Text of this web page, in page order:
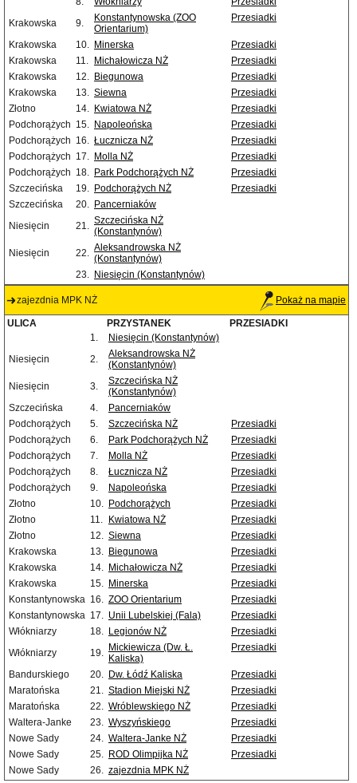
Krakowska
9.
Konstantynowska (ZOO
Orientarium)
Przesiadki
Krakowska 10. Minerska
Przesiadki
Krakowska
11. Michałowicza NŻ
Przesiadki
Krakowska
12. Biegunowa
Przesiadki
Krakowska
13. Siewna
Przesiadki
Złotno
14. Kwiatowa NŻ
Przesiadki
Podchorążych 15. Napoleońska
Przesiadki
Podchorążych 16. Łucznicza NŻ
Przesiadki
Podchorążych 17. Molla NŻ
Przesiadki
Podchorążych 18. Park Podchorążych NŻ
Przesiadki
Szczecińska
19. Podchorążych NŻ
Przesiadki
Szczecińska
20. Pancerniaków
Niesięcin
21. Szczecińska NŻ
(Konstantynów)
Niesięcin
22. Aleksandrowska NŻ
(Konstantynów)
23. Niesięcin (Konstantynów)
zajezdnia MPK NŻ Pokaż na mapie
ULICA PRZYSTANEK
PRZESIADKI
1.
Niesięcin (Konstantynów)
Niesięcin
2.
Aleksandrowska NŻ
(Konstantynów)
Niesięcin
3.
Szczecińska NŻ
(Konstantynów)
Szczecińska
4.
Pancerniaków
Podchorążych
5. Szczecińska NŻ
Przesiadki
Podchorążych
6. Park Podchorążych NŻ
Przesiadki
Podchorążych
7. Molla NŻ
Przesiadki
Podchorążych
8. Łucznicza NŻ
Przesiadki
Podchorążych
9. Napoleońska
Przesiadki
Złotno
10. Podchorążych
Przesiadki
Złotno
11. Kwiatowa NŻ
Przesiadki
Złotno
12. Siewna
Przesiadki
Krakowska
13. Biegunowa
Przesiadki
Krakowska
14. Michałowicza NŻ
Przesiadki
Krakowska
15. Minerska
Przesiadki
Konstantynowska 16. ZOO Orientarium
Przesiadki
Konstantynowska 17. Unii Lubelskiej (Fala)
Przesiadki
Włókniarzy
18. Legionów NŻ
Przesiadki
Włókniarzy
19. Mickiewicza (Dw. Ł.
Kaliska)
Przesiadki
Bandurskiego 20. Dw. Łódź Kaliska
Przesiadki
Maratońska
21. Stadion Miejski NŻ
Przesiadki
Maratońska
22. Wróblewskiego NŻ
Przesiadki
Waltera-Janke
23. Wyszyńskiego
Przesiadki
Nowe Sady
24. Waltera-Janke NŻ
Przesiadki
Nowe Sady
25. ROD Olimpijka NŻ
Przesiadki
Nowe Sady
26. zajezdnia MPK NŻ